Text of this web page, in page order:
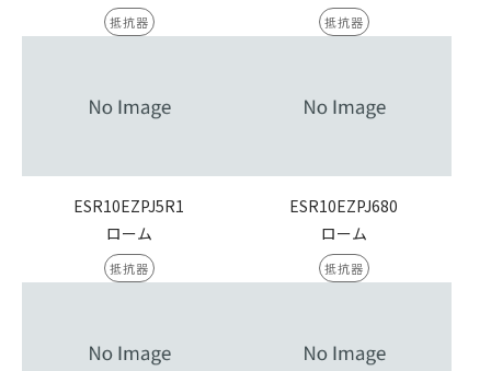
抵抗器 抵抗器
ESR10EZPJ5R1
ローム
抵抗器
ESR10EZPJ680
ローム
抵抗器